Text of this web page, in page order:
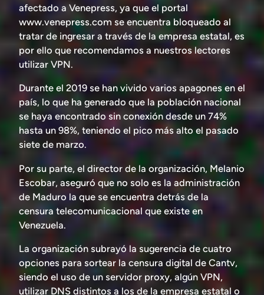
afectado a Venepress, ya que el portal
www.venepress.com se encuentra bloqueado al
tratar de ingresar a través de la empresa estatal, es
por ello que recomendamos a nuestros lectores
utilizar VPN.
Durante el 2019 se han vivido varios apagones en el
país, lo que ha generado que la población nacional
se haya encontrado sin conexión desde un 74%
hasta un 98%, teniendo el pico más alto el pasado
siete de marzo.
Por su parte, el director de la organización, Melanio
Escobar, aseguró que no solo es la administración
de Maduro la que se encuentra detrás de la
censura telecomunicacional que existe en
Venezuela.
La organización subrayó la sugerencia de cuatro
opciones para sortear la censura digital de Cantv,
siendo el uso de un servidor proxy, algún VPN,
utilizar DNS distintos a los de la empresa estatal o